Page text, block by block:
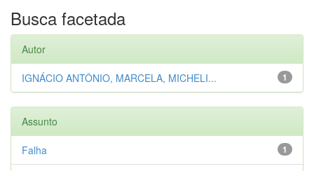
Busca facetada
Autor
1
IGNÁCIO ANTÔNIO, MARCELA, MICHELI...
Assunto
1
Falha